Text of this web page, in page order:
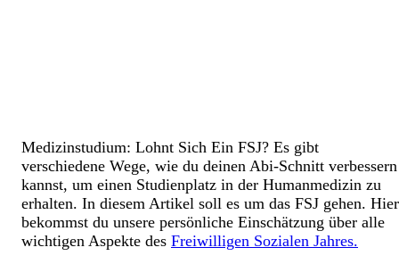
Medizinstudium: Lohnt Sich Ein FSJ? Es gibt
verschiedene Wege, wie du deinen Abi-Schnitt verbessern
kannst, um einen Studienplatz in der Humanmedizin zu
erhalten. In diesem Artikel soll es um das FSJ gehen. Hier
bekommst du unsere persönliche Einschätzung über alle
wichtigen Aspekte des Freiwilligen Sozialen Jahres.